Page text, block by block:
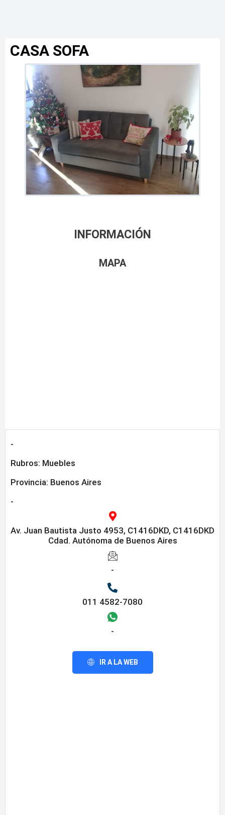
CASA SOFA
INFORMACIÓN
MAPA
-
Rubros: Muebles
Provincia: Buenos Aires
-
Av. Juan Bautista Justo 4953, C1416DKD, C1416DKD
Cdad. Autónoma de Buenos Aires
-
011 4582-7080
-
IR A LA WEB